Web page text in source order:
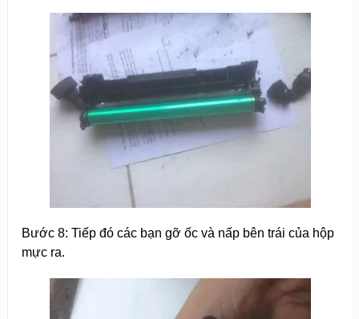
Bước 8: Tiếp đó các bạn gỡ ốc và nấp bên trái của hộp
mực ra.